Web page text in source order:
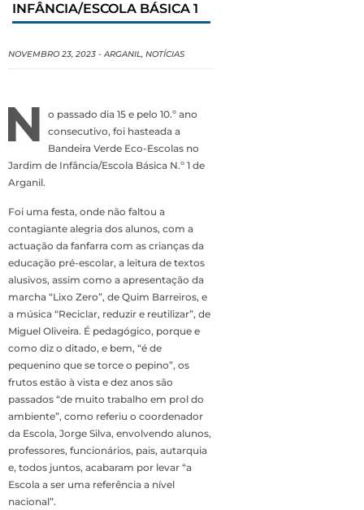
INFÂNCIA/ESCOLA BÁSICA 1
NOVEMBRO 23, 2023 -ARGANIL, NOTÍCIAS
N
o passado dia 15 e pelo 10.º ano
consecutivo, foi hasteada a
Bandeira Verde Eco-Escolas no
Jardim de Infância/Escola Básica N.º 1 de
Arganil.
Foi uma festa, onde não faltou a
contagiante alegria dos alunos, com a
actuação da fanfarra com as crianças da
educação pré-escolar, a leitura de textos
alusivos, assim como a apresentação da
marcha “Lixo Zero”, de Quim Barreiros, e
a música “Reciclar, reduzir e reutilizar”, de
Miguel Oliveira. É pedagógico, porque e
como diz o ditado, e bem, “é de
pequenino que se torce o pepino”, os
frutos estão à vista e dez anos são
passados “de muito trabalho em prol do
ambiente”, como referiu o coordenador
da Escola, Jorge Silva, envolvendo alunos,
professores, funcionários, pais, autarquia
e, todos juntos, acabaram por levar “a
Escola a ser uma referência a nível
nacional”.